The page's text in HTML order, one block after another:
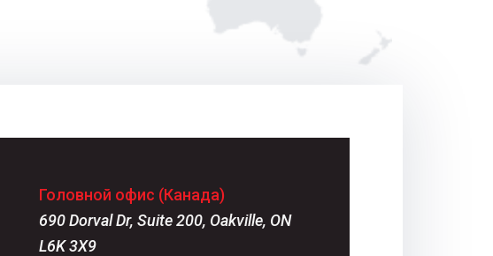
Головной офис (Канада)
690 Dorval Dr, Suite 200, Oakville, ON
L6K 3X9